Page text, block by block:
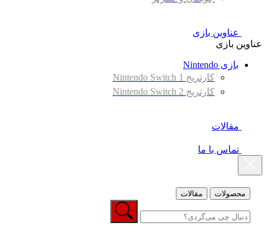
عناوین بازی
عناوین بازی
بازی Nintendo
کارتریج Nintendo Switch 1
کارتریج Nintendo Switch 2
مقالات
تماس با ما
محصولات مقالات